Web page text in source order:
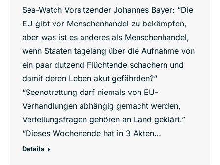
Sea-Watch Vorsitzender Johannes Bayer: “Die
EU gibt vor Menschenhandel zu bekämpfen,
aber was ist es anderes als Menschenhandel,
wenn Staaten tagelang über die Aufnahme von
ein paar dutzend Flüchtende schachern und
damit deren Leben akut gefährden?“
“Seenotrettung darf niemals von EU-
Verhandlungen abhängig gemacht werden,
Verteilungsfragen gehören an Land geklärt.”
“Dieses Wochenende hat in 3 Akten…
Details